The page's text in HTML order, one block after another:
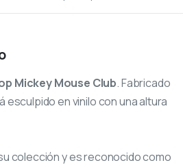
Mickey Mouse Club. Fabricado
en vinilo con una altura
colección y es reconocido como